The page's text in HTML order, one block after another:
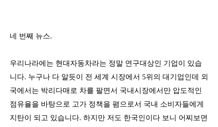
네 번째 뉴스.
우리나라에는 현대자동차라는 정말 연구대상인 기업이 있습
니다. 누구나 다 알듯이 전 세계 시장에서 5위의 대기업인데 외
국에서는 박리다매로 차를 팔면서 국내시장에서만 압도적인
점유율을 바탕으로 고가 정책을 폄으로서 국내 소비자들에게
지탄이 되고 있습니다. 하지만 저도 한국인이다 보니 어찌보면